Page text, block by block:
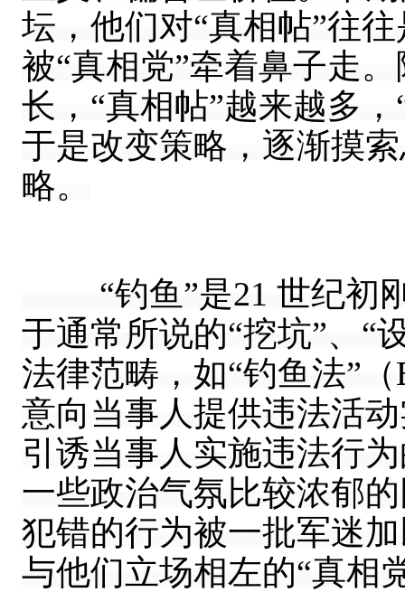
坛，他们对“真相帖”往
被“真相党”牵着鼻子走
长，“真相帖”越来越多
于是改变策略，逐渐摸
略。
“钓鱼”是21 世纪初刚
于通常所说的“挖坑”、“
法律范畴，如“钓鱼法”
意向当事人提供违法活
引诱当事人实施违法行
一些政治气氛比较浓郁
犯错的行为被一批军迷
与他们立场相左的“真相